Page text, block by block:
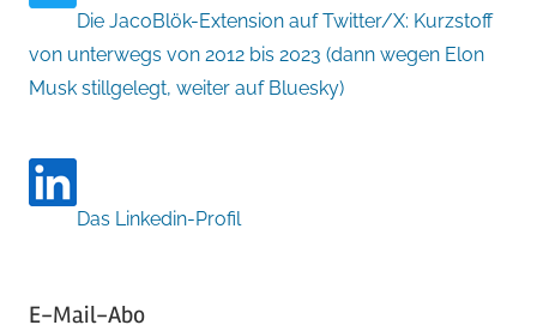
Die JacoBlök-Extension auf Twitter/X: Kurzstoff
von unterwegs von 2012 bis 2023 (dann wegen Elon
Musk stillgelegt, weiter auf Bluesky)
Das Linkedin-Profil
E-Mail-Abo